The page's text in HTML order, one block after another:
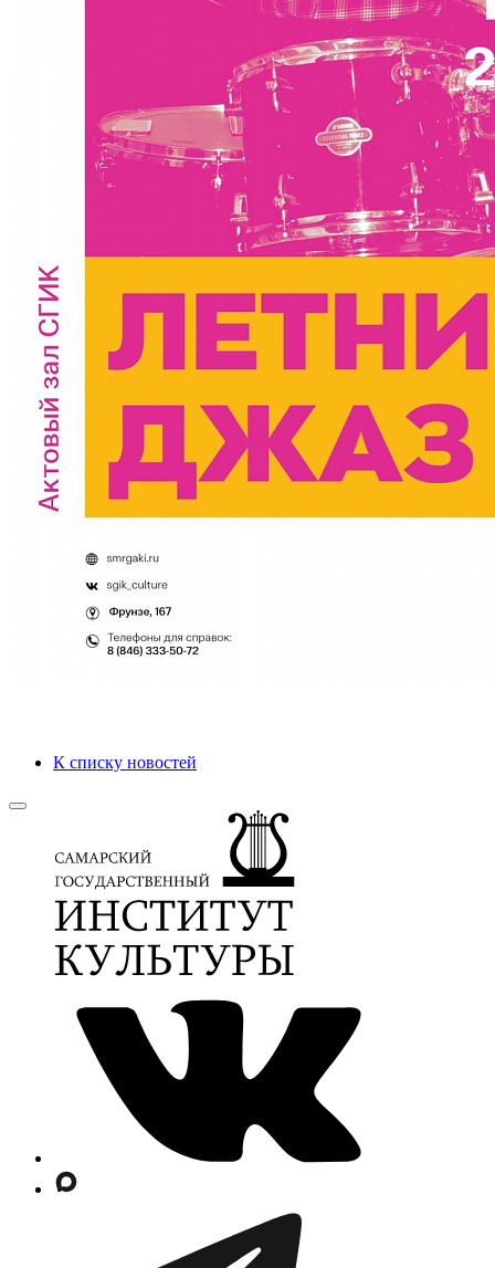
К списку новостей